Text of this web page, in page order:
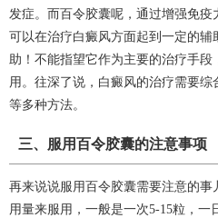
发症。而百令胶囊呢，通过增强免
可以在治疗白癜风方面起到一定的
助！不能指望它作为主要的治疗手段
用。往深了说，白癜风的治疗需要
等多种方法。
三、服用百令胶囊的注意事项
再来说说服用百令胶囊需要注意的
用量来服用，一般是一次5-15粒，一